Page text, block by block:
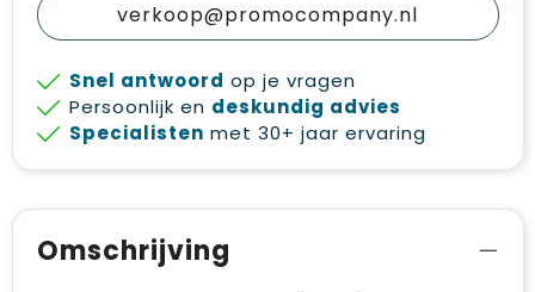
verkoop@promocompany.nl
Snel antwoord op je vragen
Persoonlijk en deskundig advies
Specialisten met 30+ jaar ervaring
Omschrijving